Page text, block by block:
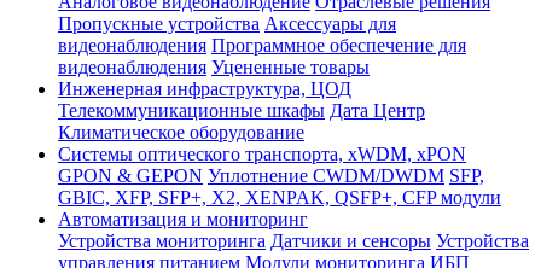
Пропускные устройства Аксессуары для
видеонаблюдения Программное обеспечение для
видеонаблюдения Уцененные товары
Инженерная инфраструктура, ЦОД
Телекоммуникационные шкафы Дата Центр
Климатичeское оборудование
Системы оптического транспорта, xWDM, xPON
GPON & GEPON Уплотнение CWDM/DWDM SFP,
GBIC, XFP, SFP+, X2, XENPAK, QSFP+, CFP модули
Автоматизация и мониторинг
Устройства мониторинга Датчики и сенсоры Устройства
управления питанием Модули мониторинга ИБП